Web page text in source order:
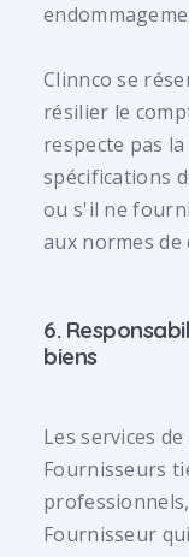
Clinnco se
résilier le
respecte pas
spécifications
ou s'il ne
aux normes de
6.
biens
Les services
Fournisseurs
Fournisseur